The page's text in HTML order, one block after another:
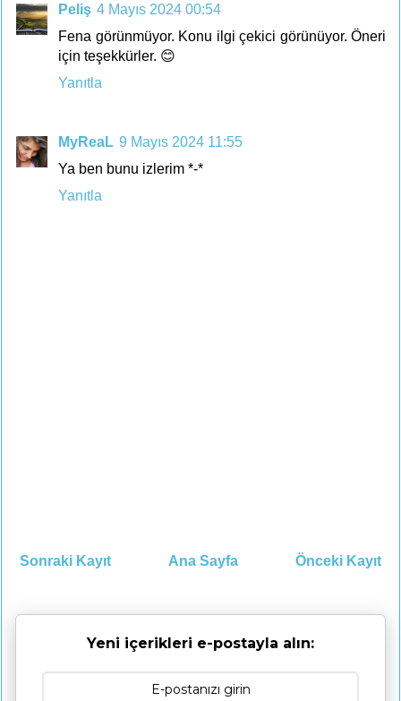
Peliş 4 Mayıs 2024 00:54
Fena görünmüyor. Konu ilgi çekici görünüyor. Öneri
için teşekkürler. 😊
Yanıtla
MyReaL 9 Mayıs 2024 11:55
Ya ben bunu izlerim *-*
Yanıtla
Sonraki Kayıt Önceki Kayıt
Ana Sayfa
Yeni içerikleri e-postayla alın: